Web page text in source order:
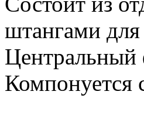
штангами
Центральный
Компонуется